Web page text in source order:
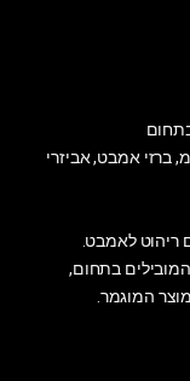
ריהוט לאמבט.
בתחום,
המוגמר.